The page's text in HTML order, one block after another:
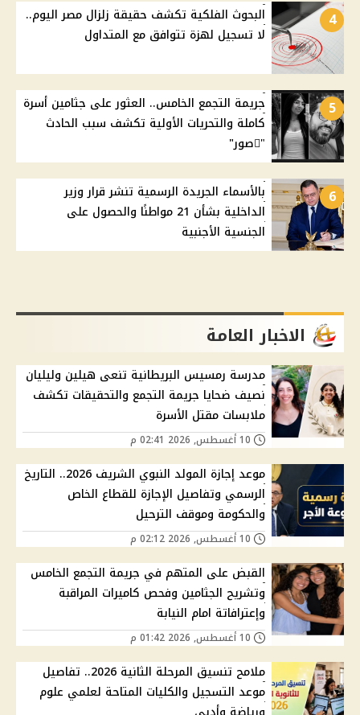
4
البحوث الفلكية تكشف حقيقة زلزال مصر اليوم..
لا تسجيل لهزة تتوافق مع المتداول
5
جريمة التجمع الخامس.. العثور على جثامين أسرة
كاملة والتحريات الأولية تكشف سبب الحادث
"ًصور"
6
بالأسماء الجريدة الرسمية تنشر قرار وزير
الداخلية بشأن 21 مواطنًا والحصول على
الجنسية الأجنبية
الاخبار العامة
مدرسة رمسيس البريطانية تنعى هيلين وليليان
نصيف ضحايا جريمة التجمع والتحقيقات تكشف
ملابسات مقتل الأسرة
موعد إجازة المولد النبوي الشريف 2026.. التاريخ
الرسمي وتفاصيل الإجازة للقطاع الخاص
والحكومة وموقف الترحيل
القبض على المتهم في جريمة التجمع الخامس
وتشريح الجثامين وفحص كاميرات المراقبة
وإعترافاتة امام النيابة
ملامح تنسيق المرحلة الثانية 2026.. تفاصيل
موعد التسجيل والكليات المتاحة لعلمي علوم